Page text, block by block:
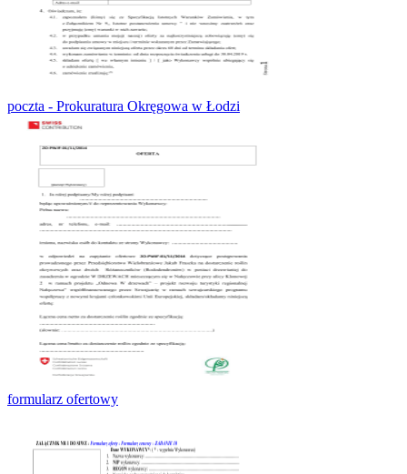
poczta - Prokuratura Okręgowa w Łodzi
formularz ofertowy